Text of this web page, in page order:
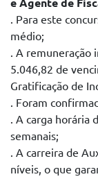
e Agente de
. Para este
médio;
. A remuneração
5.046,82 de
Gratificação de
. Foram
. A carga horária
semanais;
. A carreira de
níveis, o que